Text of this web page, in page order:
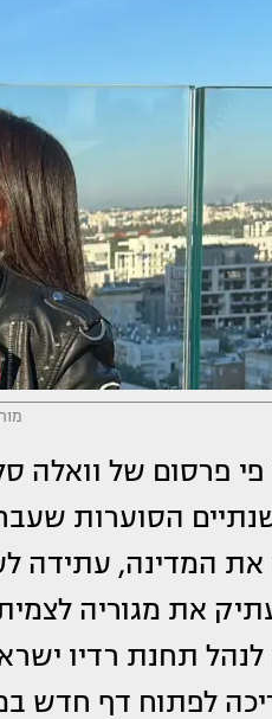
פרסום של וואלה
הסוערות
המדינה, עתידה
את מגוריה
לנהל תחנת רדיו
לפתוח דף חדש